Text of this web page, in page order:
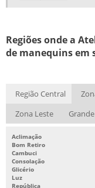
RESTAURAÇÃO DE
FABRICA DE MANEQUINS
MANEQUIM DE FIBRA
MANEQUIM FEMININO
COMPRAR MANEQUIM
MANEQUINS COLORIDOS
COMPRAR MANEQUIM
Regiões onde a
de manequins em
Região Central
Zona Leste
Aclimação
Bom Retiro
Cambuci
Consolação
Glicério
Luz
República